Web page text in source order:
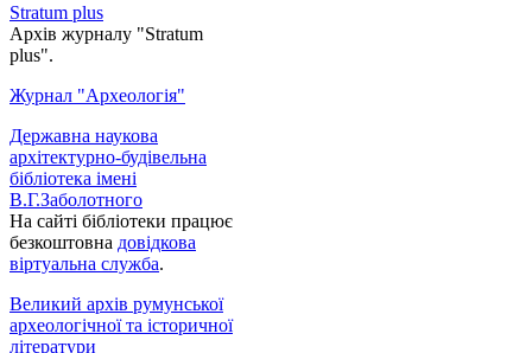
Stratum plus
Архів журналу "Stratum
plus".
Журнал "Археологія"
Державна наукова
архітектурно-будівельна
бібліотека імені
В.Г.Заболотного
На сайті бібліотеки працює
безкоштовна довідкова
віртуальна служба.
Великий архів румунської
археологічної та історичної
літератури